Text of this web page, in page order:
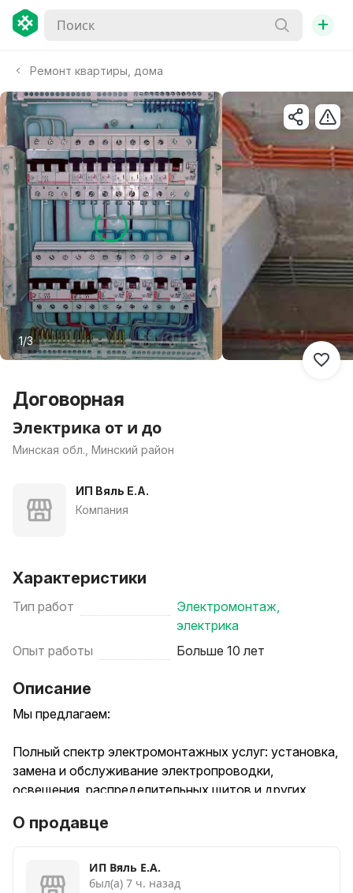
+
Ремонт квартиры, дома
1/3
Договорная
Электрика от и до
Минская обл., Минский район
ИП Вяль Е.А.
Компания
Характеристики
Тип работ
Электромонтаж,
электрика
Опыт работы
Больше 10 лет
Описание
Мы предлагаем:
Полный спектр электромонтажных услуг: установка,
замена и обслуживание электропроводки,
освещения, распределительных щитов и других
Качественное выполнение работ в соответствии с
Индивидуальный подход к каждому заказчику и
гибкие условия сотрудничества.
О продавце
ИП Вяль Е.А.
был(а) 7 ч. назад